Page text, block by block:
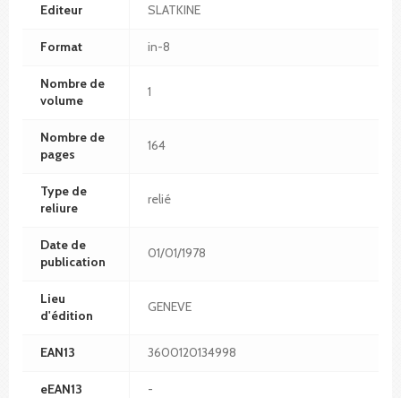
Editeur SLATKINE
Format in-8
Nombre de
volume
1
Nombre de
pages
164
Type de
reliure
relié
Date de
publication
01/01/1978
Lieu
d'édition
GENEVE
EAN13 3600120134998
eEAN13 -